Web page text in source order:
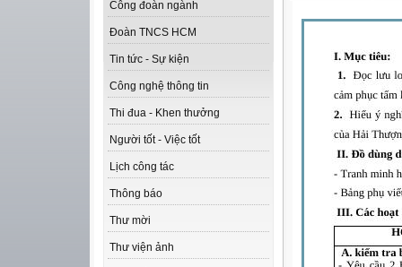
Công đoàn ngành
Đoàn TNCS HCM
Tin tức - Sự kiện
Công nghệ thông tin
Thi đua - Khen thưởng
Người tốt - Việc tốt
Lịch công tác
Thông báo
Thư mời
Thư viện ảnh